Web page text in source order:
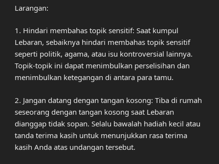
Larangan:
1. Hindari membahas topik sensitif: Saat kumpul
Lebaran, sebaiknya hindari membahas topik sensitif
seperti politik, agama, atau isu kontroversial lainnya.
Topik-topik ini dapat menimbulkan perselisihan dan
menimbulkan ketegangan di antara para tamu.
2. Jangan datang dengan tangan kosong: Tiba di rumah
seseorang dengan tangan kosong saat Lebaran
dianggap tidak sopan. Selalu bawalah hadiah kecil atau
tanda terima kasih untuk menunjukkan rasa terima
kasih Anda atas undangan tersebut.